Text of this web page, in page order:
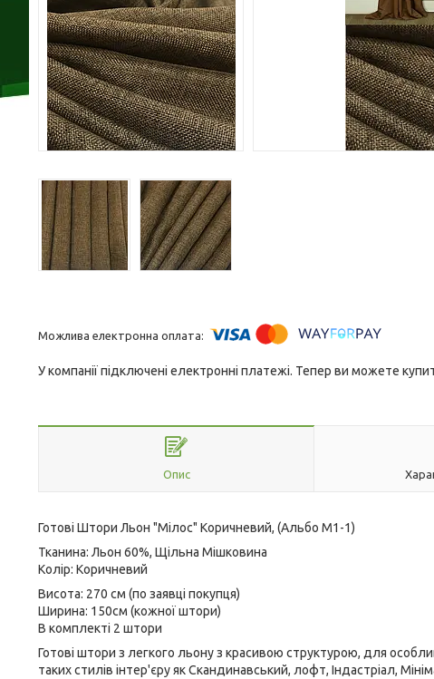
У компанії підключені електронні платежі. Тепер ви можете
Опис
Готові Штори Льон "Мілос" Коричневий, (Альбо М1-1)
Тканина: Льон 60%, Щільна Мішковина
Колір: Коричневий
Висота: 270 см (по заявці покупця)
Ширина: 150см (кожної штори)
В комплекті 2 штори
Готові штори з легкого льону з красивою структурою, для
таких стилів інтер'єру як Скандинавський, лофт, Індастріал,